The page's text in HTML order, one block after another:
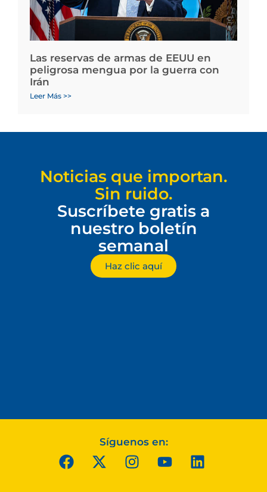
Las reservas de armas de EEUU en
peligrosa mengua por la guerra con
Irán
Leer Más >>
Noticias que importan.
Sin ruido.
Suscríbete gratis a
nuestro boletín
semanal
Haz clic aquí
Síguenos en: